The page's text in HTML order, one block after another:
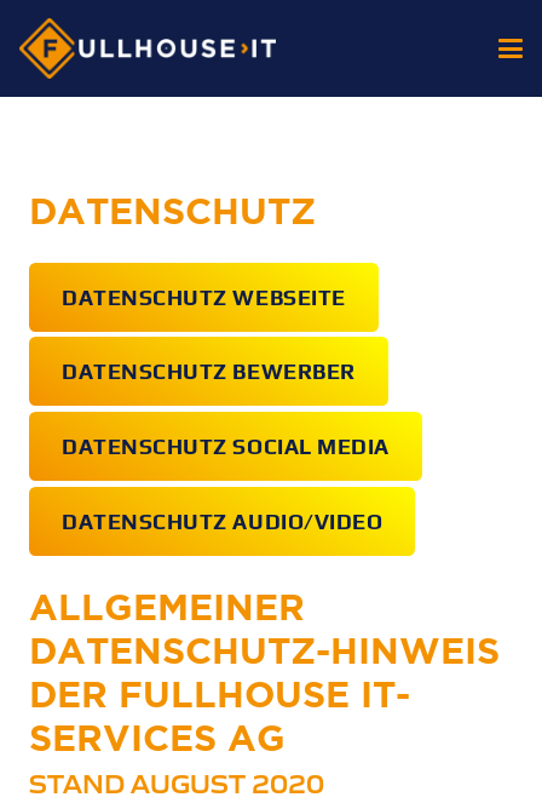
DATENSCHUTZ
DATENSCHUTZ WEBSEITE
DATENSCHUTZ BEWERBER
DATENSCHUTZ SOCIAL MEDIA
DATENSCHUTZ AUDIO/VIDEO
ALLGEMEINER
DATENSCHUTZ-HINWEIS
DER FULLHOUSE IT-
SERVICES AG
STAND AUGUST 2020